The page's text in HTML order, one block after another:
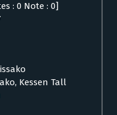
: 0 Note : 0]
Kessen Tall